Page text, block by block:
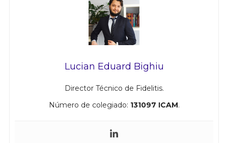
Lucian Eduard Bighiu
Director Técnico de Fidelitis.
Número de colegiado: 131097 ICAM.